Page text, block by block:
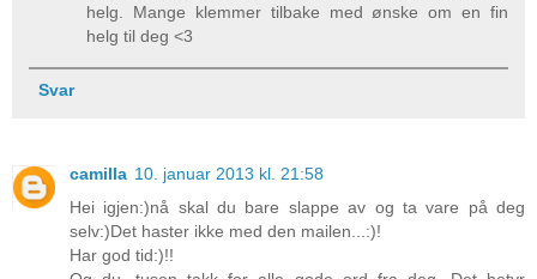
helg. Mange klemmer tilbake med ønske om en fin
helg til deg <3
Svar
camilla 10. januar 2013 kl. 21:58
Hei igjen:)nå skal du bare slappe av og ta vare på deg
selv:)Det haster ikke med den mailen...:)!
Har god tid:)!!